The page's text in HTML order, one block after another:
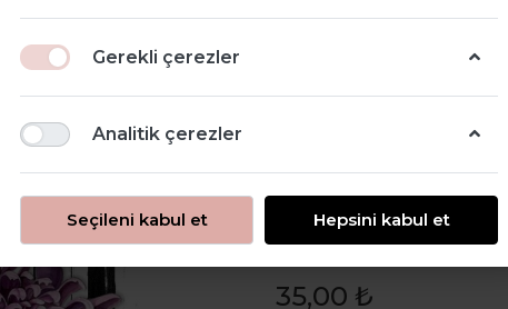
Damalı Pirinç
35,00 ₺
Gerekli çerezler
Analitik çerezler
Seçileni kabul et Hepsini kabul et